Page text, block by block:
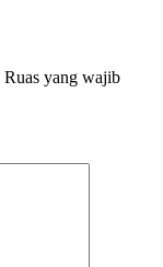
Ruas yang wajib